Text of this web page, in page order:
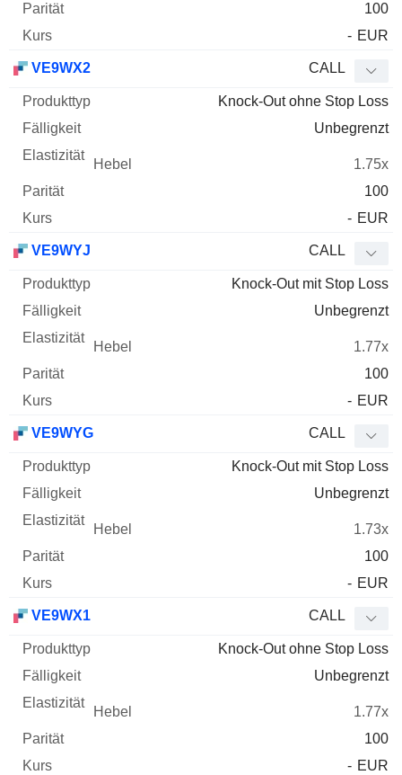
100
- EUR
VE9WX2 CALL
Knock-Out ohne Stop Loss
Unbegrenzt
1.75x
100
- EUR
VE9WYJ CALL
Knock-Out mit Stop Loss
Unbegrenzt
1.77x
100
- EUR
VE9WYG CALL
Knock-Out mit Stop Loss
Unbegrenzt
1.73x
100
- EUR
VE9WX1 CALL
Knock-Out ohne Stop Loss
Unbegrenzt
1.77x
100
- EUR